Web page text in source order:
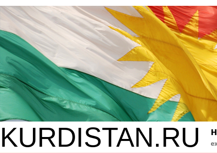
KURDISTAN.RU